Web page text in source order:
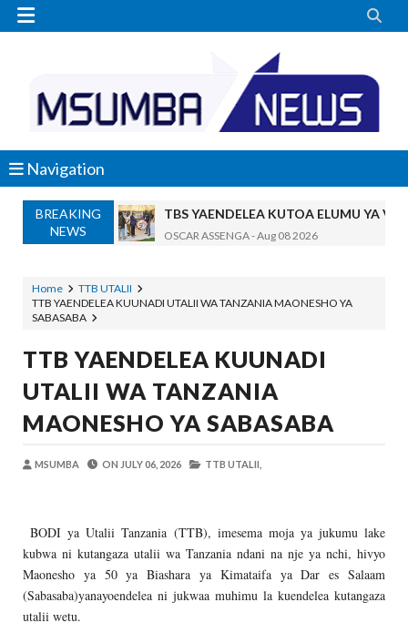
 
Navigation
BREAKING
NEWS
TBS YAENDELEA KUTOA ELUMU YA
OSCAR ASSENGA-Aug 08 2026
Nilishikilia Cheo Kile Kile Kwa Miaka
Niliteswa Na Ndoto Za Kutisha Usiku,
Zawadi -Aug 08 2026
Nilinusurika Jela Kwa Dhuluma, Mpaka
Zawadi Aug 08 2026
OKULY BLOG-Aug 08 2026
WMA YAPONGEZWA KWA
OKULY BLOG -Aug 08 2026
TBS Yaendelea Kutoa Elimu Ya
OSCAR ASSENGA-Aug 08 2026
Home
TTB UTALII
TTB YAENDELEA KUUNADI UTALII WA TANZANIA MAONESHO YA
SABASABA
TTB YAENDELEA KUUNADI
UTALII WA TANZANIA
MAONESHO YA SABASABA
MSUMBA ON JULY 06, 2026 TTB UTALII,
BODI ya Utalii Tanzania (TTB), imesema moja ya jukumu lake
kubwa ni kutangaza utalii wa Tanzania ndani na nje ya nchi, hivyo
Maonesho ya 50 ya Biashara ya Kimataifa ya Dar es Salaam
(Sabasaba)yanayoendelea ni jukwaa muhimu la kuendelea kutangaza
utalii wetu.